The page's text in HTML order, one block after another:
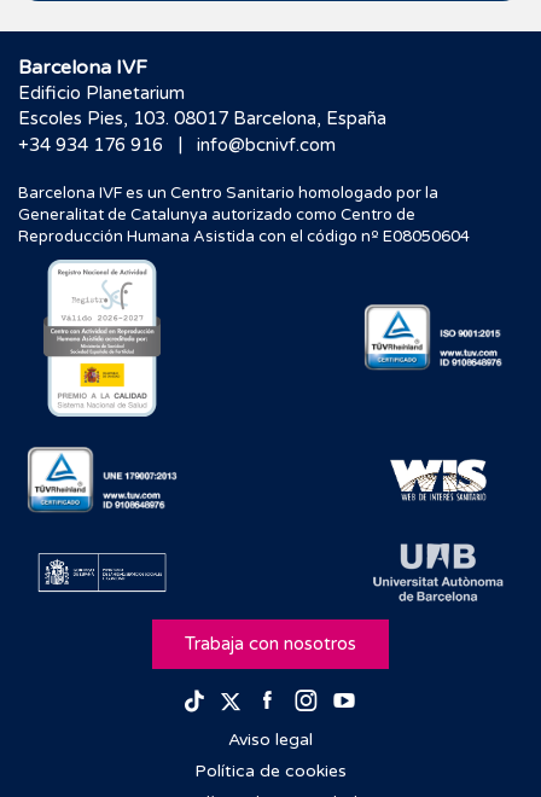
Barcelona IVF
Edificio Planetarium
Escoles Pies, 103. 08017 Barcelona, España
+34 934 176 916
| info@bcnivf.com
Barcelona IVF es un Centro Sanitario homologado por la
Generalitat de Catalunya autorizado como Centro de
Reproducción Humana Asistida con el código nº E08050604
Trabaja con nosotros
TikTokTwitterFacebook
Instagram
Aviso legal
Política de cookies